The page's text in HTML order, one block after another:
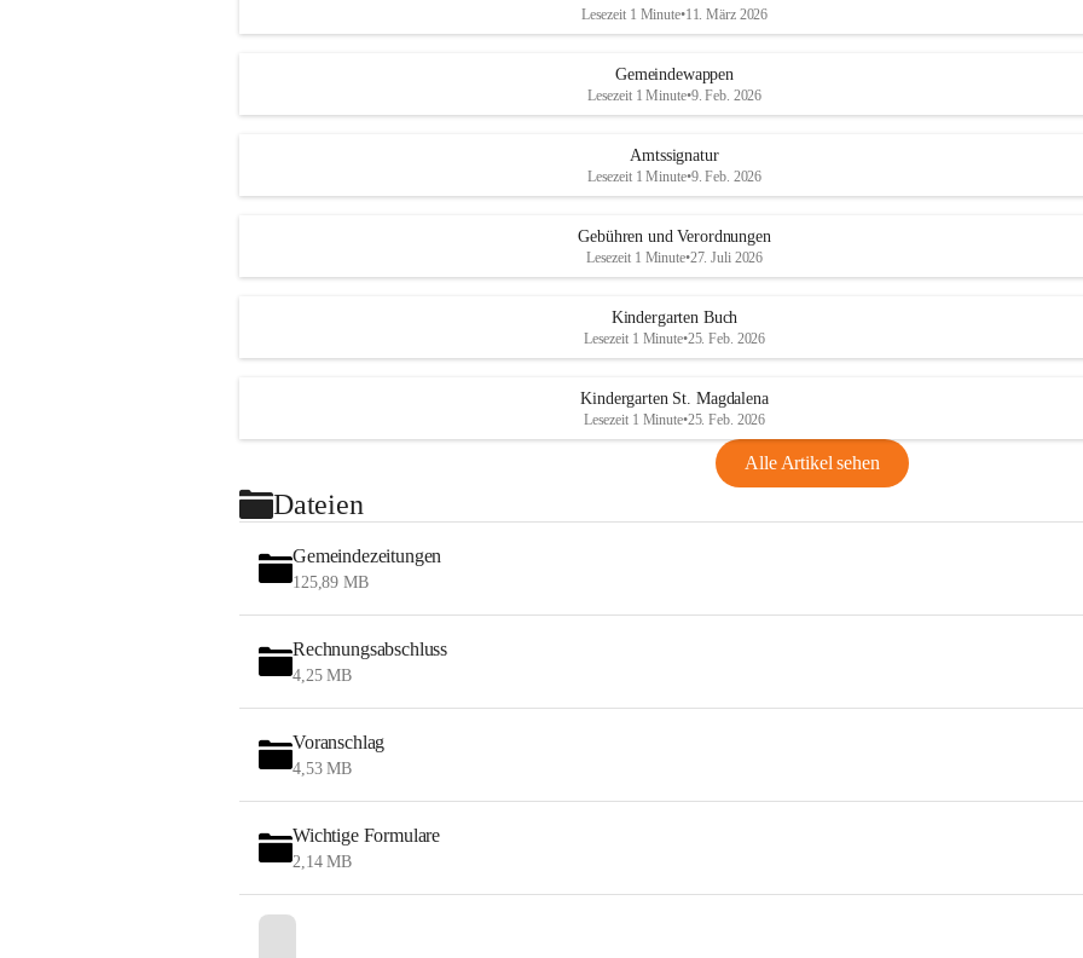
Lesezeit 1 Minute•11. März 2026
Gemeindewappen
Lesezeit 1 Minute•9. Feb. 2026
Amtssignatur
Lesezeit 1 Minute•9. Feb. 2026
Gebühren und Verordnungen
Lesezeit 1 Minute•27. Juli 2026
Kindergarten Buch
Lesezeit 1 Minute•25. Feb. 2026
Kindergarten St. Magdalena
Lesezeit 1 Minute•25. Feb. 2026
Alle Artikel sehen
Dateien
Gemeindezeitungen
125,89 MB
Rechnungsabschluss
4,25 MB
Voranschlag
4,53 MB
Wichtige Formulare
2,14 MB